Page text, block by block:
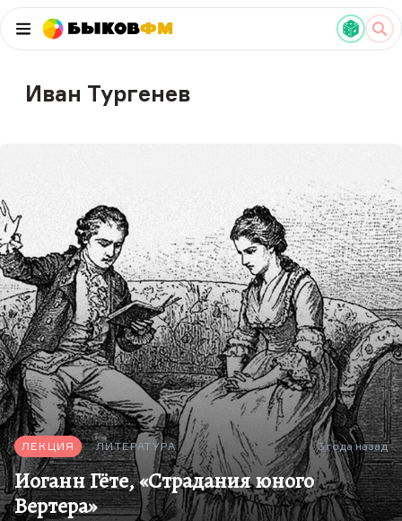
БыковФМ
Иван Тургенев
ЛЕКЦИЯ ЛИТЕРАТУРА 3 года назад
Иоганн Гёте, «Страдания юного
Вертера»